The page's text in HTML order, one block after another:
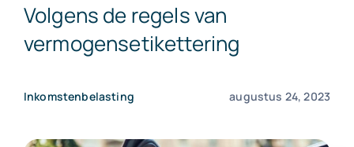
Volgens de regels van
vermogensetikettering
Inkomstenbelasting augustus 24, 2023